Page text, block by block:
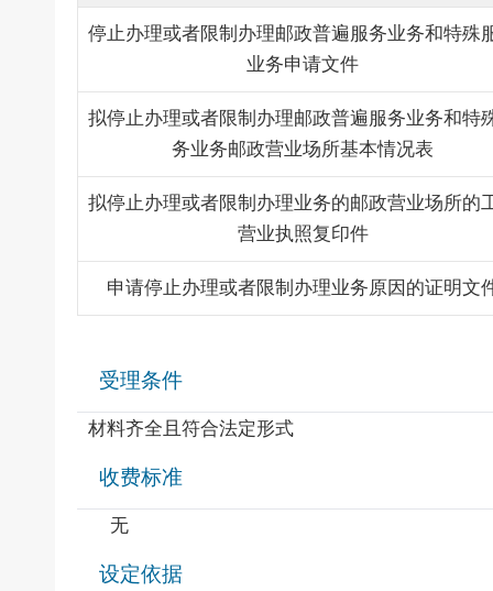
停止办理或者限制办理邮政普遍服务业务和特殊
业务申请文件
拟停止办理或者限制办理邮政普遍服务业务和特
务业务邮政营业场所基本情况表
拟停止办理或者限制办理业务的邮政营业场所的
营业执照复印件
申请停止办理或者限制办理业务原因的证明文
受理条件
材料齐全且符合法定形式
收费标准
无
设定依据